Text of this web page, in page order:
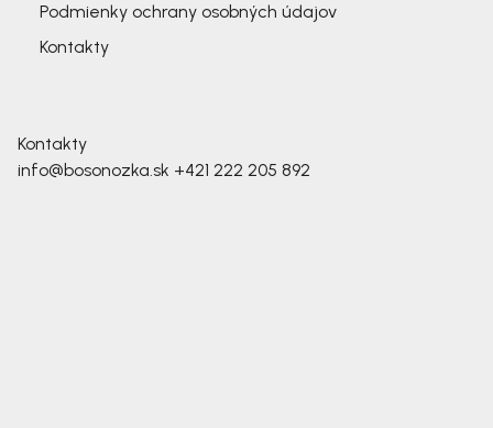
Podmienky ochrany osobných údajov
Kontakty
Kontakty
info@bosonozka.sk +421 222 205 892